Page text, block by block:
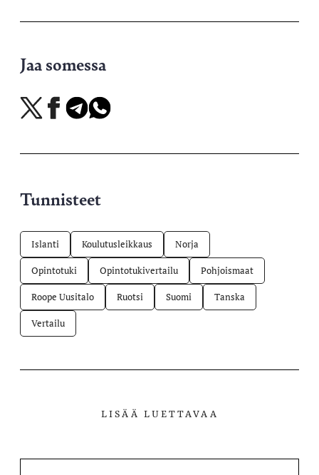
Jaa somessa
Jaa
X-
Jaa
Facebookissa
Jaa
Telegramissa
Jaa
WhatsAppissa
Tunnisteet
Islanti Koulutusleikkaus Norja
Opintotuki Opintotukivertailu Pohjoismaat
Roope Uusitalo Ruotsi Suomi Tanska
Vertailu
LISÄÄ LUETTAVAA